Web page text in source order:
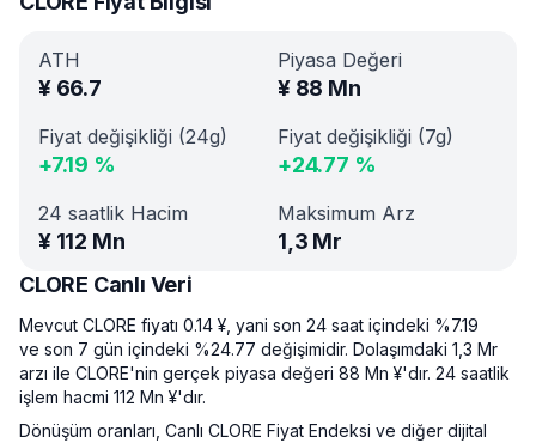
ATH
¥ 66.7
Piyasa Değeri
¥ 88 Mn
Fiyat değişikliği (24g)
+7.19 %
Fiyat değişikliği (7g)
+24.77 %
24 saatlik Hacim
¥ 112 Mn
Maksimum Arz
1,3 Mr
CLORE Canlı Veri
Mevcut CLORE fiyatı 0.14 ¥, yani son 24 saat içindeki %7.19
ve son 7 gün içindeki %24.77 değişimidir. Dolaşımdaki 1,3 Mr
arzı ile CLORE'nin gerçek piyasa değeri 88 Mn ¥'dır. 24 saatlik
işlem hacmi 112 Mn ¥'dır.
Dönüşüm oranları, Canlı CLORE Fiyat Endeksi ve diğer dijital